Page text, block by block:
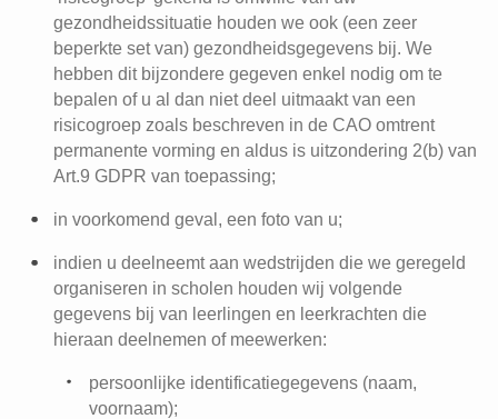
gezondheidssituatie houden we ook (een zeer
beperkte set van) gezondheidsgegevens bij. We
hebben dit bijzondere gegeven enkel nodig om te
bepalen of u al dan niet deel uitmaakt van een
risicogroep zoals beschreven in de CAO omtrent
permanente vorming en aldus is uitzondering 2(b) van
Art.9 GDPR van toepassing;
in voorkomend geval, een foto van u;
indien u deelneemt aan wedstrijden die we geregeld
organiseren in scholen houden wij volgende
gegevens bij van leerlingen en leerkrachten die
hieraan deelnemen of meewerken:
persoonlijke identificatiegegevens (naam,
voornaam);